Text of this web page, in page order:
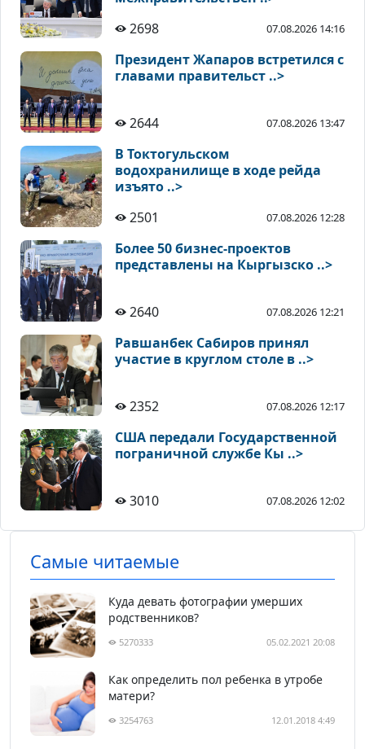
2698
07.08.2026 14:16
Президент Жапаров встретился с
главами правительст ..>
2644 07.08.2026 13:47
В Токтогульском
водохранилище в ходе рейда
изъято ..>
2501
07.08.2026 12:28
Более 50 бизнес-проектов
представлены на Кыргызско ..>
2640 07.08.2026 12:21
Равшанбек Сабиров принял
участие в круглом столе в ..>
2352 07.08.2026 12:17
США передали Государственной
пограничной службе Кы ..>
3010 07.08.2026 12:02
Самые читаемые
Куда девать фотографии умерших
родственников?
5270333 05.02.2021 20:08
Как определить пол ребенка в утробе
матери?
3254763 12.01.2018 4:49